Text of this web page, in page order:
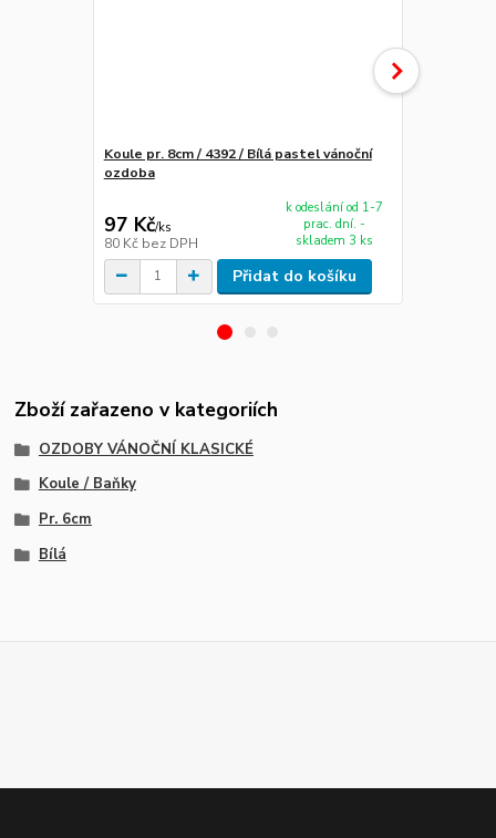
Koule pr. 8cm / 4392 / Bílá pastel vánoční
ozdoba
97 Kč/ks
80 Kč bez DPH
k odeslání od 1-7
prac. dní. -
skladem 3 ks
Přidat do košíku
Zboží zařazeno v kategoriích
OZDOBY VÁNOČNÍ KLASICKÉ
Koule / Baňky
Pr. 6cm
Bílá